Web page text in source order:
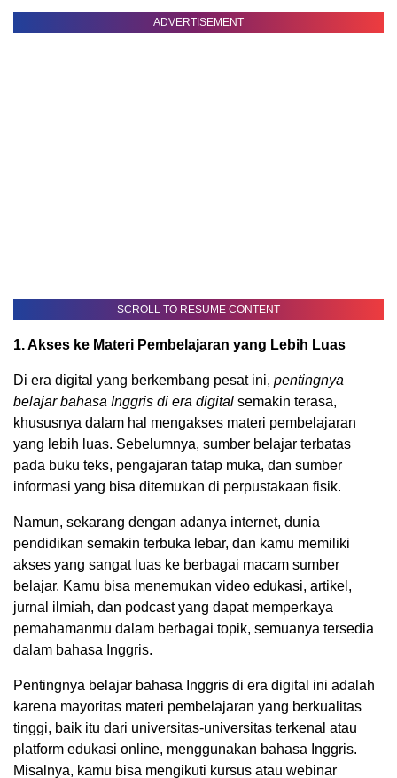
ADVERTISEMENT
SCROLL TO RESUME CONTENT
1. Akses ke Materi Pembelajaran yang Lebih Luas
Di era digital yang berkembang pesat ini, pentingnya
belajar bahasa Inggris di era digital semakin terasa,
khususnya dalam hal mengakses materi pembelajaran
yang lebih luas. Sebelumnya, sumber belajar terbatas
pada buku teks, pengajaran tatap muka, dan sumber
informasi yang bisa ditemukan di perpustakaan fisik.
Namun, sekarang dengan adanya internet, dunia
pendidikan semakin terbuka lebar, dan kamu memiliki
akses yang sangat luas ke berbagai macam sumber
belajar. Kamu bisa menemukan video edukasi, artikel,
jurnal ilmiah, dan podcast yang dapat memperkaya
pemahamanmu dalam berbagai topik, semuanya tersedia
dalam bahasa Inggris.
Pentingnya belajar bahasa Inggris di era digital ini adalah
karena mayoritas materi pembelajaran yang berkualitas
tinggi, baik itu dari universitas-universitas terkenal atau
platform edukasi online, menggunakan bahasa Inggris.
Misalnya, kamu bisa mengikuti kursus atau webinar